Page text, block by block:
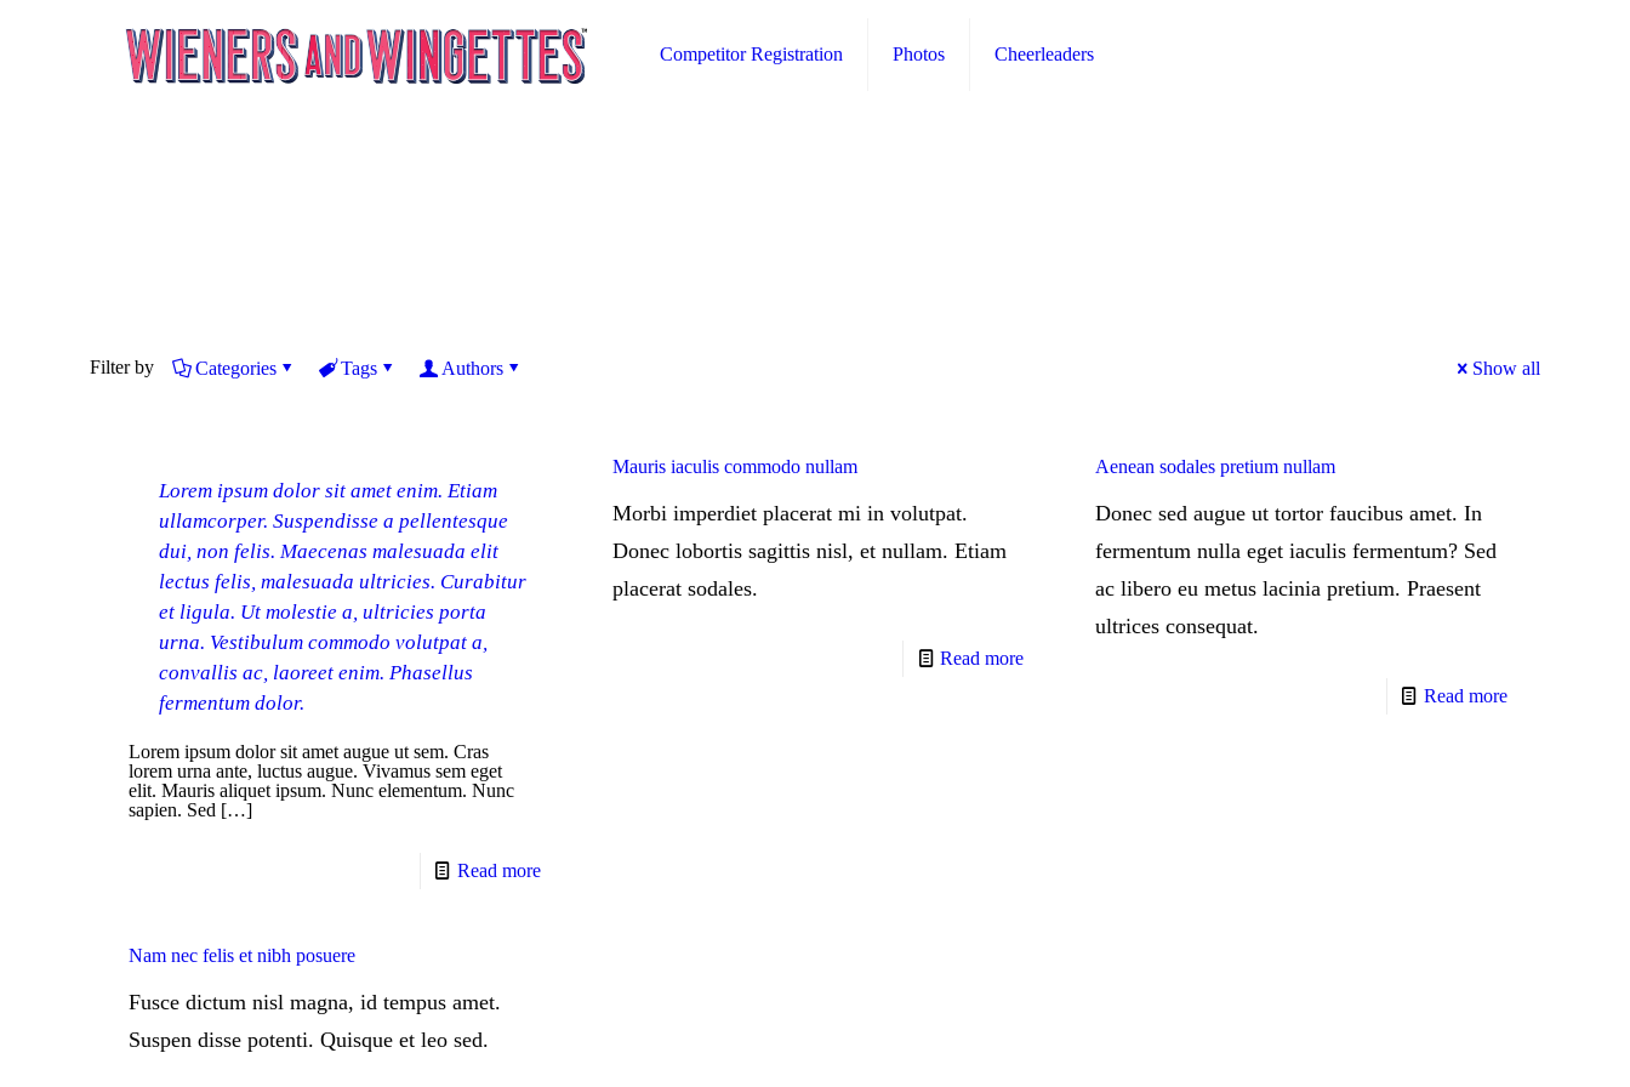
Competitor Registration Photos Cheerleaders
Filter by Categories Tags Authors Show all
Lorem ipsum dolor sit amet enim. Etiam
ullamcorper. Suspendisse a pellentesque
dui, non felis. Maecenas malesuada elit
lectus felis, malesuada ultricies. Curabitur
et ligula. Ut molestie a, ultricies porta
urna. Vestibulum commodo volutpat a,
convallis ac, laoreet enim. Phasellus
fermentum dolor.
Lorem ipsum dolor sit amet augue ut sem. Cras
lorem urna ante, luctus augue. Vivamus sem eget
elit. Mauris aliquet ipsum. Nunc elementum. Nunc
sapien. Sed […]
Read more
Mauris iaculis commodo nullam
Morbi imperdiet placerat mi in volutpat.
Donec lobortis sagittis nisl, et nullam. Etiam
placerat sodales.
Read more
Aenean sodales pretium nullam
Donec sed augue ut tortor faucibus amet. In
fermentum nulla eget iaculis fermentum? Sed
ac libero eu metus lacinia pretium. Praesent
ultrices consequat.
Read more
Nam nec felis et nibh posuere
Fusce dictum nisl magna, id tempus amet.
Suspen disse potenti. Quisque et leo sed.